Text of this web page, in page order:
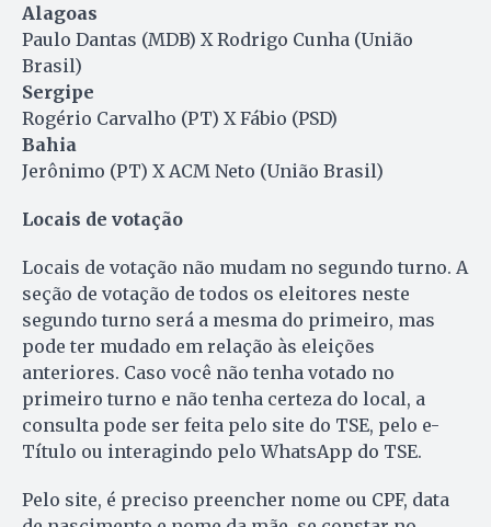
Alagoas
Paulo Dantas (MDB) X Rodrigo Cunha (União
Brasil)
Sergipe
Rogério Carvalho (PT) X Fábio (PSD)
Bahia
Jerônimo (PT) X ACM Neto (União Brasil)
Locais de votação
Locais de votação não mudam no segundo turno. A
seção de votação de todos os eleitores neste
segundo turno será a mesma do primeiro, mas
pode ter mudado em relação às eleições
anteriores. Caso você não tenha votado no
primeiro turno e não tenha certeza do local, a
consulta pode ser feita pelo site do TSE, pelo e-
Título ou interagindo pelo WhatsApp do TSE.
Pelo site, é preciso preencher nome ou CPF, data